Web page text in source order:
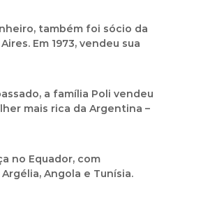
também foi sócio da
Em 1973, vendeu sua
a família Poli vendeu
mais rica da Argentina –
no Equador, com
Angola e Tunísia.